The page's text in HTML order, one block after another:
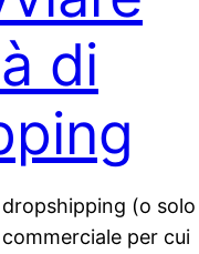
di
dropshipping (o solo
per cui